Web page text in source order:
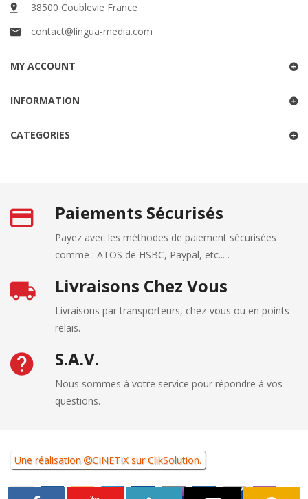
38500 Coublevie France
contact@lingua-media.com
MY ACCOUNT
INFORMATION
CATEGORIES
Paiements Sécurisés
Payez avec les méthodes de paiement sécurisées
comme : ATOS de HSBC, Paypal, etc... .
Livraisons Chez Vous
Livraisons par transporteurs, chez-vous ou en points
relais.
S.A.V.
Nous sommes à votre service pour répondre à vos
questions.
Une réalisation CINETIX surClikSolution.